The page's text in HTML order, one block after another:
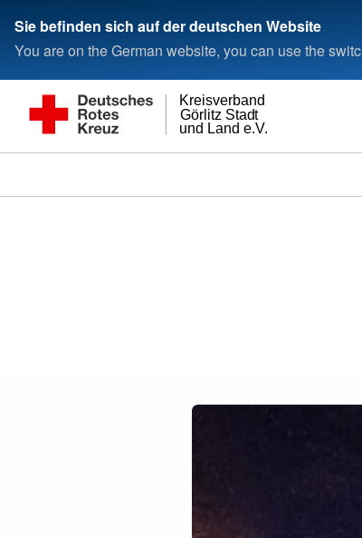
Sie befinden sich auf der deutschen Website
You are on the German website, you can use the
und Land e.V.
Görlitz Stadt
Kreisverband